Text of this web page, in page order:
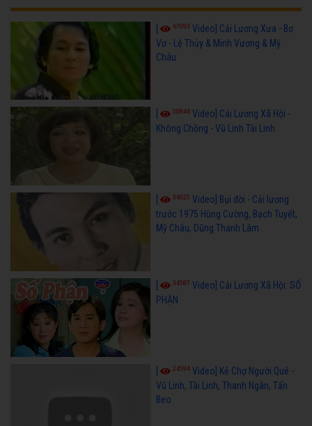
[ 67093 Video] Cải Lương Xưa - Bơ
Vơ - Lệ Thủy & Minh Vương & Mỹ
Châu
50846 Video] Cải Lương Xã Hội -
Không Chồng - Vũ Linh Tài Linh
36025 Video] Bụi đời - Cải lương
trước 1975 Hùng Cường, Bạch Tuyết,
Mỹ Châu, Dũng Thanh Lâm
34587 Video] Cải Lương Xã Hội: SỐ
PHẬN
24594 Video] Kẻ Chợ Người Quê -
Vũ Linh, Tài Linh, Thanh Ngân, Tấn
Beo